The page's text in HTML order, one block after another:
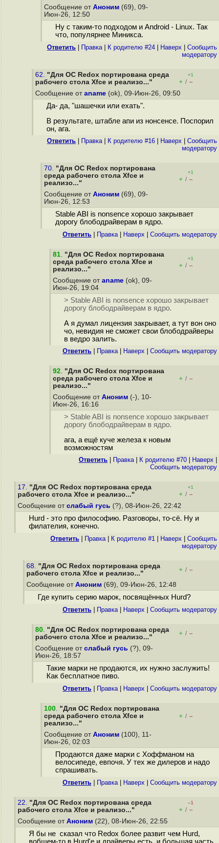
Сообщение от Аноним (69), 09-
Июн-26, 12:50
Ну с таким-то подходом и Android - Linux. Так
что, популярнее Миникса.
Ответить Правка| К родителю #24 Наверх
Cообщить
модератору
62. "Для ОС Redox портирована среда
рабочего стола Xfce и реализо..."
+1
+ / –
Сообщение от aname (ok), 09-Июн-26, 09:50
Да- да, "шашечки или ехать".
В результате, штабле апи из нонсенсе. Поспорил
он, ага.
Ответить Правка| К родителю #16 Наверх
Cообщить
модератору
70. "Для ОС Redox портирована
среда рабочего стола Xfce и
реализо..."
+1
+ / –
Сообщение от Аноним (69), 09-
Июн-26, 12:53
Stable ABI is nonsence хорошо закрывает
дорогу блободрайверам в ядро.
Ответить Правка| Наверх Cообщить модератору
81. "Для ОС Redox портирована
среда рабочего стола Xfce и
реализо..."
+1
+ / –
Сообщение от aname (ok), 09-
Июн-26, 19:04
> Stable ABI is nonsence хорошо закрывает
дорогу блободрайверам в ядро.
А я думал лицензия закрывает, а тут вон оно
чо, невидия не сможет свои блободрайверы
в ведро залить.
Ответить Правка| Наверх Cообщить модератору
92. "Для ОС Redox портирована
среда рабочего стола Xfce и
реализо..."
+ / –
Сообщение от Аноним (-), 10-
Июн-26, 16:16
> Stable ABI is nonsence хорошо закрывает
дорогу блободрайверам в ядро.
ага, а ещё куче железа к новым
возможностям
Ответить Правка| К родителю #70 Наверх
Cообщить модератору
17. "Для ОС Redox портирована среда
рабочего стола Xfce и реализо..."
+1
+ / –
Сообщение от слабый гусь (?), 08-Июн-26, 22:42
Hurd - это про философию. Разговоры, то-сё. Ну и
филателия, конечно.
Ответить Правка| К родителю #1 Наверх
Cообщить
модератору
68. "Для ОС Redox портирована среда
рабочего стола Xfce и реализо..."
+ / –
Сообщение от Аноним (69), 09-Июн-26, 12:48
Где купить серию марок, посвящённых Hurd?
Ответить Правка| Наверх Cообщить модератору
80. "Для ОС Redox портирована среда
рабочего стола Xfce и реализо..."
+ / –
Сообщение от слабый гусь (?), 09-
Июн-26, 18:57
Такие марки не продаются, их нужно заслужить!
Как бесплатное пиво.
Ответить Правка| Наверх Cообщить модератору
100. "Для ОС Redox портирована
среда рабочего стола Xfce и
реализо..."
+ / –
Сообщение от Аноним (100), 11-
Июн-26, 02:03
Продаются даже марки с Хоффманом на
велосипеде, евпочя. У тех же дилеров и надо
спрашивать.
Ответить Правка| Наверх Cообщить модератору
22. "Для ОС Redox портирована среда
рабочего стола Xfce и реализо..."
–1
+ / –
Сообщение от Аноним (22), 08-Июн-26, 22:55
Я бы не сказал что Redox более развит чем Hurd,